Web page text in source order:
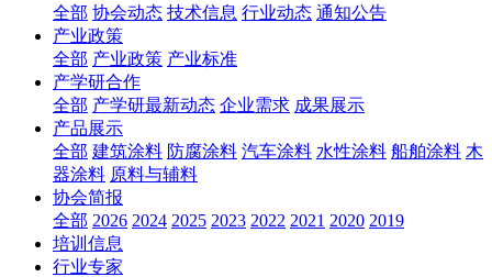
全部 协会动态 技术信息 行业动态 通知公告
产业政策
全部 产业政策 产业标准
产学研合作
全部 产学研最新动态 企业需求 成果展示
产品展示
全部 建筑涂料 防腐涂料 汽车涂料 水性涂料 船舶涂料 木
器涂料 原料与辅料
协会简报
全部 2026 2024 2025 2023 2022 2021 2020 2019
培训信息
行业专家